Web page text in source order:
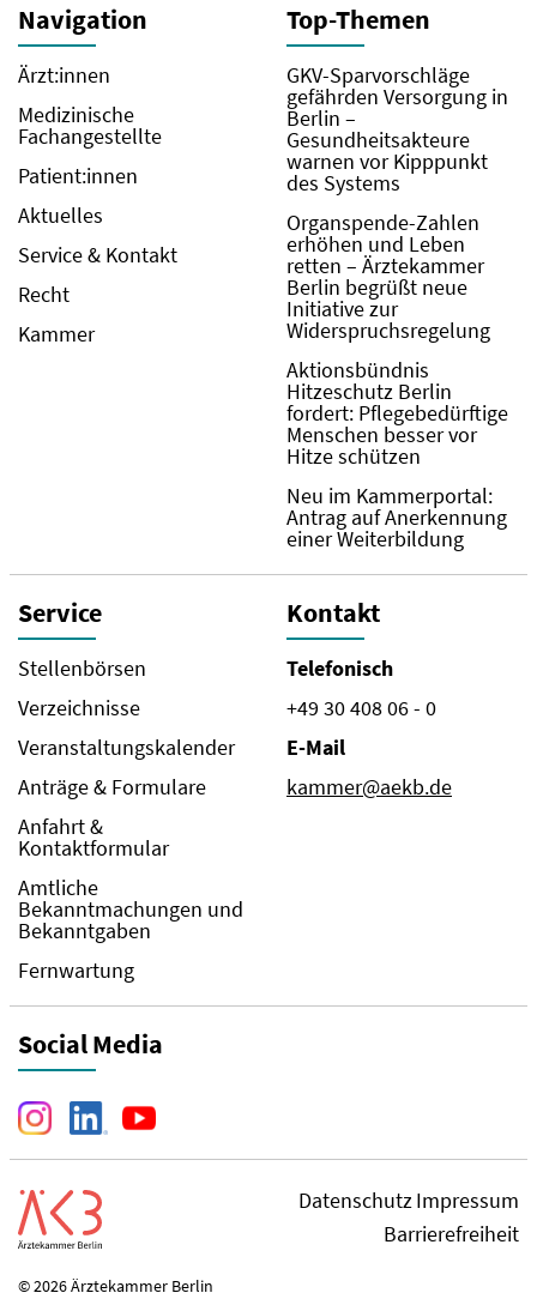
Navigation
Ärzt:innen
Medizinische
Fachangestellte
Patient:innen
Aktuelles
Service & Kontakt
Recht
Kammer
Top-Themen
GKV-Sparvorschläge
gefährden Versorgung in
Berlin –
Gesundheitsakteure
warnen vor Kipppunkt
des Systems
Organspende-Zahlen
erhöhen und Leben
retten – Ärztekammer
Berlin begrüßt neue
Initiative zur
Widerspruchsregelung
Aktionsbündnis
Hitzeschutz Berlin
fordert: Pflegebedürftige
Menschen besser vor
Hitze schützen
Neu im Kammerportal:
Antrag auf Anerkennung
einer Weiterbildung
Service
Stellenbörsen
Verzeichnisse
Veranstaltungskalender
Anträge & Formulare
Anfahrt &
Kontaktformular
Amtliche
Bekanntmachungen und
Bekanntgaben
Fernwartung
Kontakt
Telefonisch
+49 30 408 06 - 0
E-Mail
kammer@aekb.de
Social Media
DatenschutzImpressum
Barrierefreiheit
© 2026 Ärztekammer Berlin